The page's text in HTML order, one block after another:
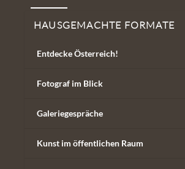
Hausgemachte Formate
HAUSGEMACHTE FORMATE
Entdecke Österreich!
Fotograf im Blick
Galeriegespräche
Kunst im öffentlichen Raum